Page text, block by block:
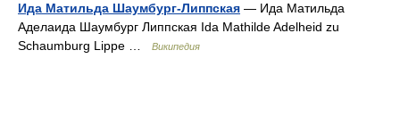
Ида Матильда Шаумбург-Липпская — Ида Матильда
Аделаида Шаумбург Липпская Ida Mathilde Adelheid zu
Schaumburg Lippe …
Википедия